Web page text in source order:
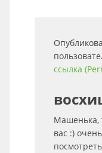
ссылка
Машенька,
вас :)